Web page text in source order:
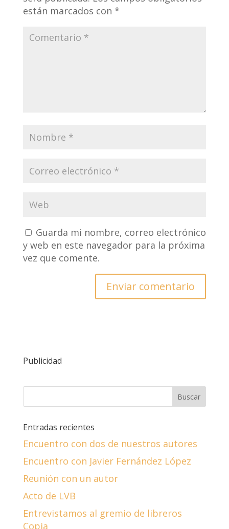
están marcados con *
Guarda mi nombre, correo electrónico
y web en este navegador para la próxima
vez que comente.
Publicidad
Entradas recientes
Encuentro con dos de nuestros autores
Encuentro con Javier Fernández López
Reunión con un autor
Acto de LVB
Entrevistamos al gremio de libreros
Copia